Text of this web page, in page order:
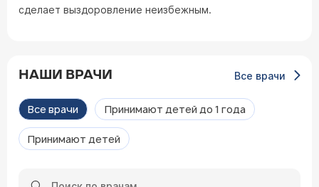
сделает выздоровление неизбежным.
НАШИ ВРАЧИ Все врачи
Все врачи Принимают детей до 1 года
Принимают детей